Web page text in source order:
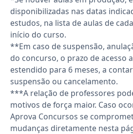
disponibilizadas nas datas
estudos, na lista de aulas de
início do curso.
**Em caso de suspensão,
do concurso, o prazo de acesso
estendido para 6 meses, a
suspensão ou cancelamento.
***A relação de professores
motivos de força maior. Caso
Aprova Concursos se
mudanças diretamente nesta